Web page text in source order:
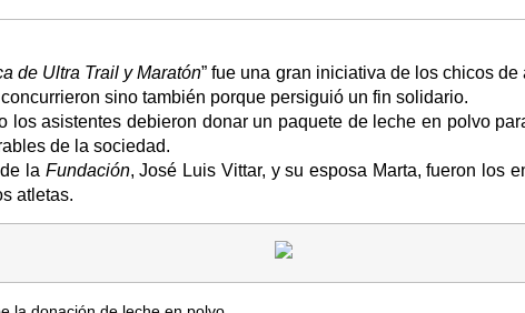
de Ultra Trail y Maratón” fue una gran iniciativa de los chicos de
sino también porque persiguió un fin solidario.
los asistentes debieron donar un paquete de leche en polvo
de la sociedad.
la Fundación, José Luis Vittar, y su esposa Marta, fueron los
atletas.